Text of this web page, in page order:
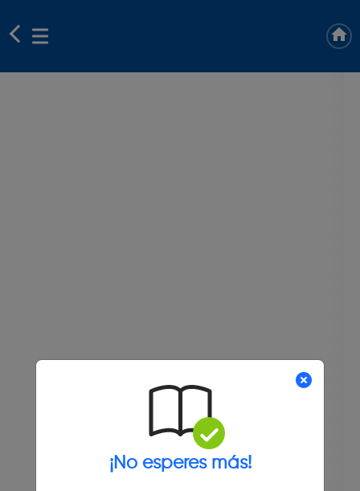
¡No esperes más!